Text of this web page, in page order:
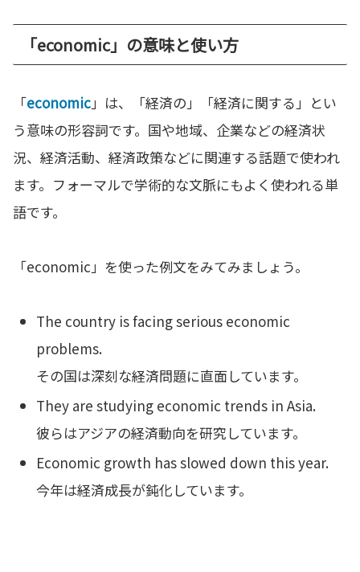
「economic」の意味と使い方
「economic」は、「経済の」「経済に関する」とい
う意味の形容詞です。国や地域、企業などの経済状
況、経済活動、経済政策などに関連する話題で使われ
ます。フォーマルで学術的な文脈にもよく使われる単
語です。
「economic」を使った例文をみてみましょう。
The country is facing serious economic
problems.
その国は深刻な経済問題に直面しています。
They are studying economic trends in Asia.
彼らはアジアの経済動向を研究しています。
Economic growth has slowed down this year.
今年は経済成長が鈍化しています。